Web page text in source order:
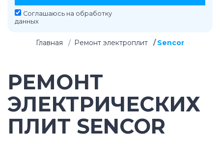
Соглашаюсь на обработку
данных
Главная Ремонт электроплит Sencor
РЕМОНТ
ЭЛЕКТРИЧЕСКИХ
ПЛИТ SENCOR